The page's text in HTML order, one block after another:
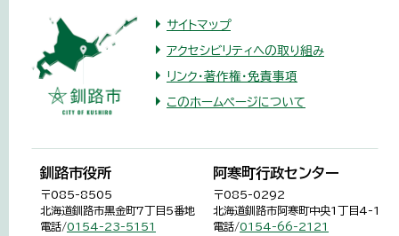
サイトマップ
アクセシビリティへの取り組み
リンク・著作権・免責事項
このホームページについて
釧路市役所
〒085-8505
北海道釧路市黒金町7丁目5番地
電話/0154-23-5151
阿寒町行政センター
〒085-0292
北海道釧路市阿寒町中央1丁目4-1
電話/0154-66-2121